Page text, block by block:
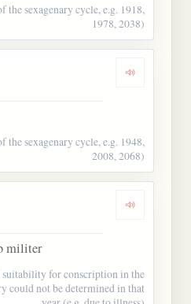
the sexagenary cycle, e.g. 1918,
1978, 2038)
Dengarkan
the sexagenary cycle, e.g. 1948,
2008, 2068)
Dengarkan
militer
suitability for conscription in the
could not be determined in that